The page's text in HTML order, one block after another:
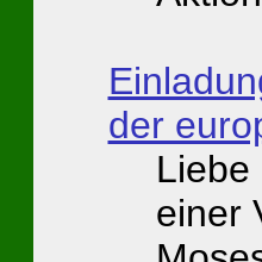
der
einer